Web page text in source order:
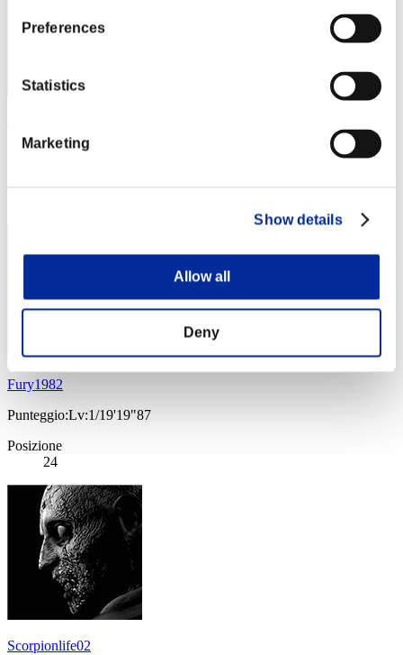
Preferences
Statistics
Marketing
Show details
Allow all
Deny
Punteggio:Lv:1/19'16"12
Posizione
Fury1982
Punteggio:Lv:1/19'19"87
Posizione
24
Scorpionlife02